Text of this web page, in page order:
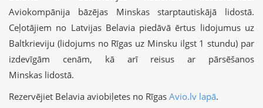
Aviokompānija bāzējas Minskas starptautiskājā lidostā.
Ceļotājiem no Latvijas Belavia piedāvā ērtus lidojumus uz
Baltkrieviju (lidojums no Rīgas uz Minsku ilgst 1 stundu) par
izdevīgām cenām, kā arī reisus ar pārsēšanos
Minskas lidostā.
Rezervējiet Belavia aviobiļetes no Rīgas Avio.lv lapā.